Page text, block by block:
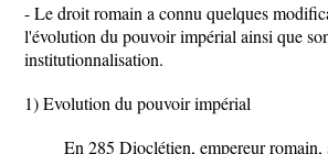
- Le droit romain a connu quelques
l'évolution du pouvoir impérial ainsi que
institutionnalisation.
1) Evolution du pouvoir impérial
En 285 Dioclétien, empereur romain,